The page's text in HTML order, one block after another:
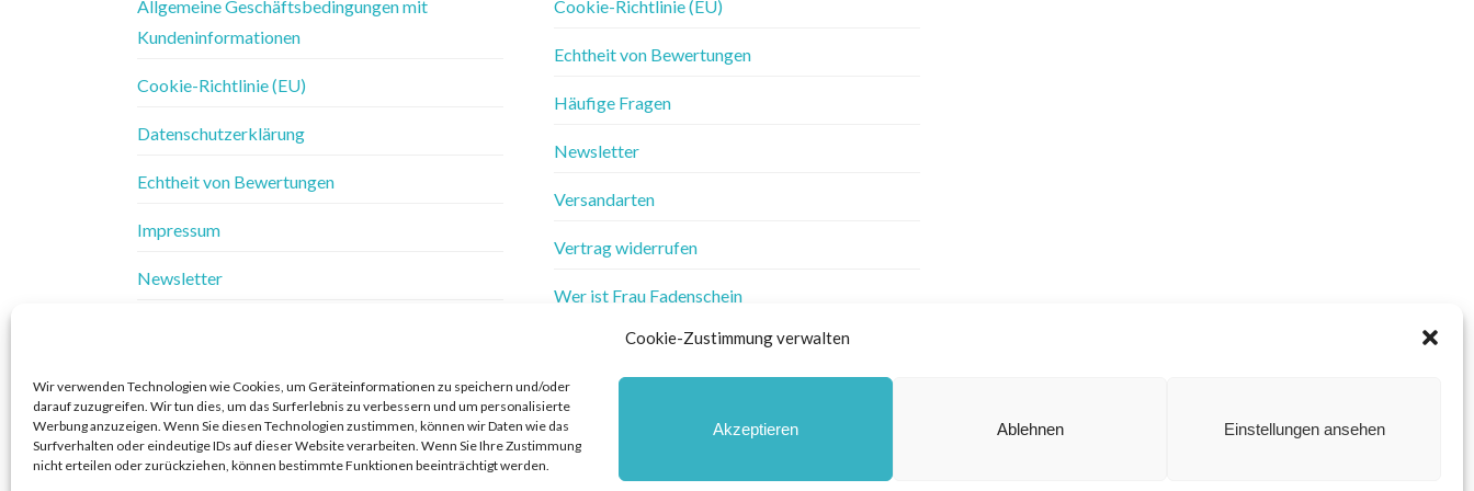
Cookie-Zustimmung verwalten
Wir verwenden Technologien wie Cookies, um Geräteinformationen zu speichern und/oder
darauf zuzugreifen. Wir tun dies, um das Surferlebnis zu verbessern und um personalisierte
Werbung anzuzeigen. Wenn Sie diesen Technologien zustimmen, können wir Daten wie das
Surfverhalten oder eindeutige IDs auf dieser Website verarbeiten. Wenn Sie Ihre Zustimmung
nicht erteilen oder zurückziehen, können bestimmte Funktionen beeinträchtigt werden.
Akzeptieren Ablehnen Einstellungen ansehen
Allgemeine Geschäftsbedingungen mit
Kundeninformationen
Cookie-Richtlinie (EU)
Datenschutzerklärung
Echtheit von Bewertungen
Impressum
Newsletter
Widerrufsbelehrung & Widerrufsformular
Cookie-Richtlinie (EU)
Echtheit von Bewertungen
Häufige Fragen
Newsletter
Versandarten
Vertrag widerrufen
Wer ist Frau Fadenschein
Widerrufsbelehrung
Zahlungsarten